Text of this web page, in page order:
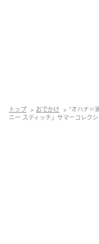
トップ おでかけ
“オハナ＝
ニー スティッチ」サマーコレク